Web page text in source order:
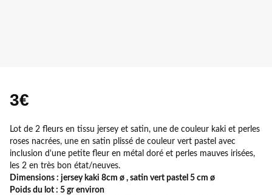
3€
Lot de 2 fleurs en tissu jersey et satin, une de couleur kaki et perles
roses nacrées, une en satin plissé de couleur vert pastel avec
inclusion d'une petite fleur en métal doré et perles mauves irisées,
les 2 en très bon état/neuves.
Dimensions : jersey kaki 8cm ø , satin vert pastel 5 cm ø
Poids du lot : 5 gr environ